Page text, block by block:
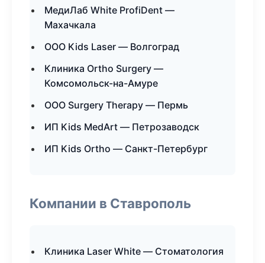
МедиЛаб White ProfiDent —
Махачкала
ООО Kids Laser — Волгоград
Клиника Ortho Surgery —
Комсомольск-на-Амуре
ООО Surgery Therapy — Пермь
ИП Kids MedArt — Петрозаводск
ИП Kids Ortho — Санкт-Петербург
Компании в Ставрополь
Клиника Laser White — Стоматология